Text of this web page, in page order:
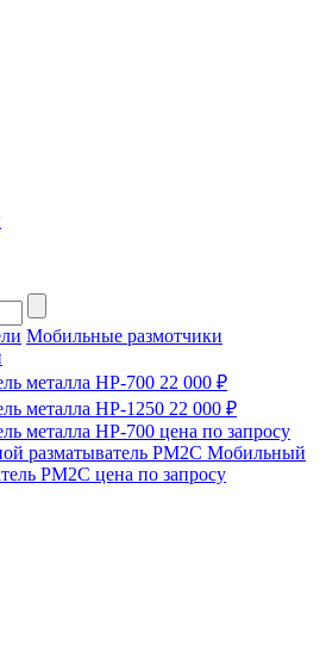
Мобильные размотчики
металла HP-700 22 000 ₽
металла HP-1250 22 000 ₽
металла HP-700 цена по запросу
разматыватель РМ2С Мобильный
РМ2С цена по запросу